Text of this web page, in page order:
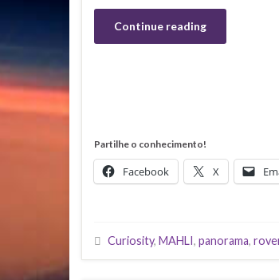
Continue reading
Partilhe o conhecimento!
Facebook X
Curiosity, MAHLI, panorama,